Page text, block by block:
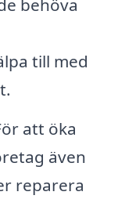
behöva
till med
att öka
även
reparera